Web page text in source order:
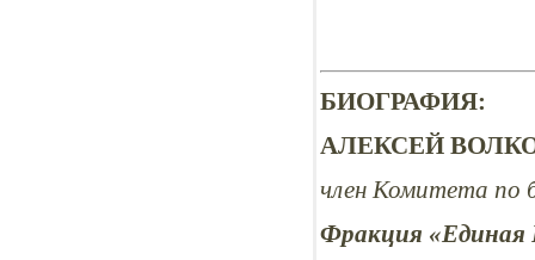
БИОГРАФИЯ:
АЛЕКСЕЙ
член Комитета по
Фракция «Единая